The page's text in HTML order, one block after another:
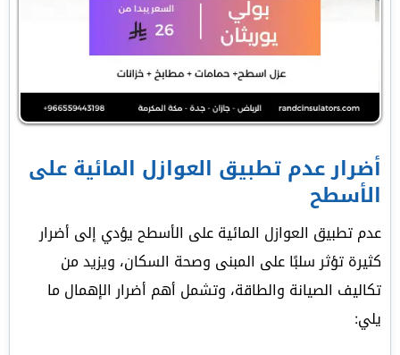
أضرار عدم تطبيق العوازل المائية على
الأسطح
عدم تطبيق العوازل المائية على الأسطح يؤدي إلى أضرار
كثيرة تؤثر سلبًا على المبنى وصحة السكان، ويزيد من
تكاليف الصيانة والطاقة، وتشمل أهم أضرار الإهمال ما
يلي: